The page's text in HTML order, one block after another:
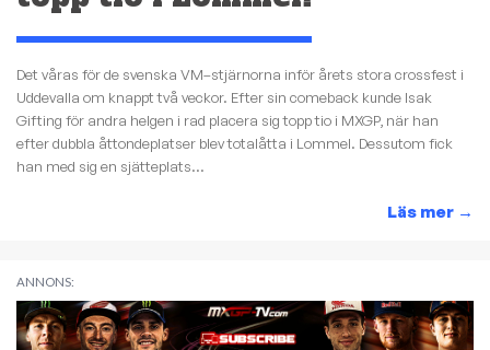
Det våras för de svenska VM–stjärnorna inför årets stora crossfest i
Uddevalla om knappt två veckor. Efter sin comeback kunde Isak
Gifting för andra helgen i rad placera sig topp tio i MXGP, när han
efter dubbla åttondeplatser blev totalåtta i Lommel. Dessutom fick
han med sig en sjätteplats...
Läs mer →
ANNONS: